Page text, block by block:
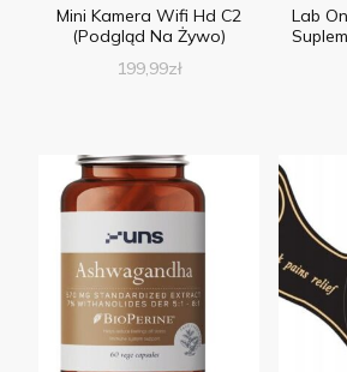
Mini Kamera Wifi Hd C2
(Podgląd Na Żywo)
199,99zł
Lab